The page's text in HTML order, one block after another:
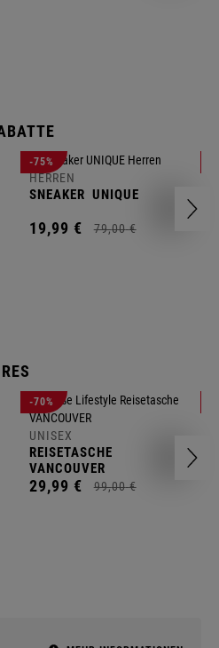
-75%
HERREN
SNEAKER UNIQUE
19,99 € 79,00 €
-70%
UNISEX
REISETASCHE
VANCOUVER
29,99 € 99,00 €